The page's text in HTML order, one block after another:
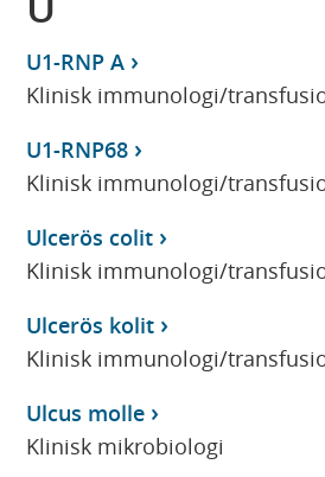
U1-RNP A
Klinisk immunologi/
U1-RNP68
Klinisk immunologi/
Ulcerös colit
Klinisk immunologi/
Ulcerös kolit
Klinisk immunologi/
Ulcus molle
Klinisk mikrobiologi